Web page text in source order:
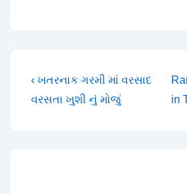
Post
navigation
Previous
Post
‹ ખતરનાક ગરમી માં વરસાદ
વરસતા ખુશી નું મોજું
in